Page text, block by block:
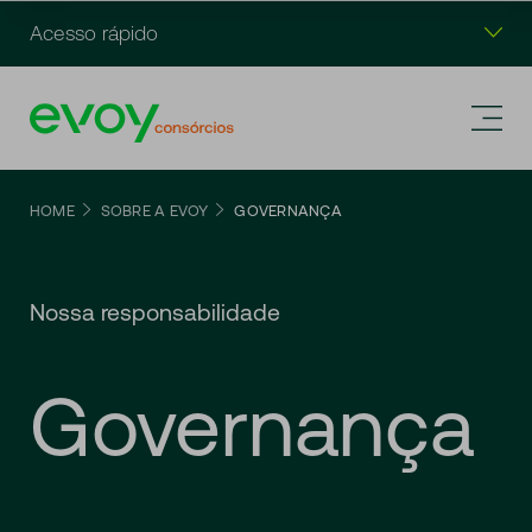
Acesso rápido
HOME SOBRE A EVOY GOVERNANÇA
Nossa responsabilidade
Governança